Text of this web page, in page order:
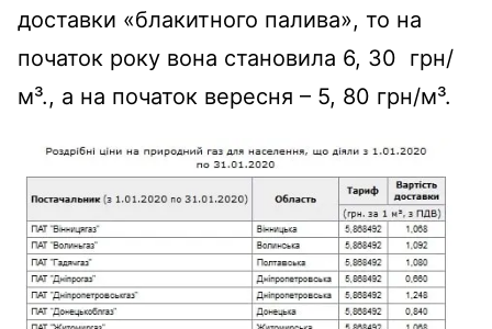
доставки «блакитного палива», то на
початок року вона становила 6, 30 грн/
м³., а на початок вересня – 5, 80 грн/м³.